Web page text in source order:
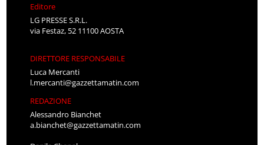
Editore
LG PRESSE S.R.L.
via Festaz, 52 11100 AOSTA
DIRETTORE RESPONSABILE
Luca Mercanti
l.mercanti@gazzettamatin.com
REDAZIONE
Alessandro Bianchet
a.bianchet@gazzettamatin.com